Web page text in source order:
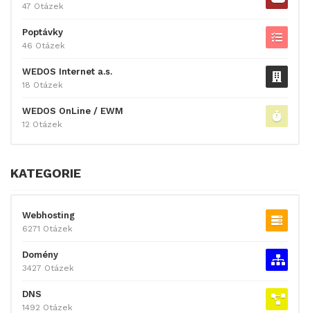
47 Otázek
Poptávky
46 Otázek
WEDOS Internet a.s.
18 Otázek
WEDOS OnLine / EWM
12 Otázek
KATEGORIE
Webhosting
6271 Otázek
Domény
3427 Otázek
DNS
1492 Otázek